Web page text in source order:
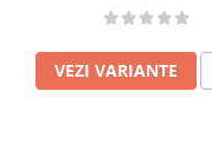
VEZI VARIANTE